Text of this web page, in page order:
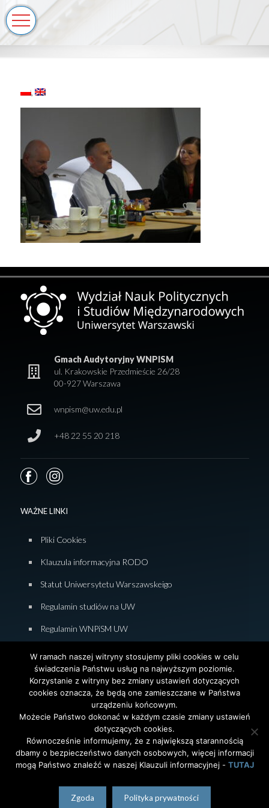
Gmach Audytoryjny WNPISM
ul. Krakowskie Przedmieście 26/28
00-927 Warszawa
wnpism@uw.edu.pl
+48 22 55 20 218
WAŻNE LINKI
Pliki Cookies
Klauzula informacyjna RODO
Statut Uniwersytetu Warszawskeigo
Regulamin studiów na UW
Regulamin WNPiSM UW
Deklaracja dostępności WNPiSM
© 2026 Wydział Nauk Politycznych i Studiów
Międzynarodowych. Uniwersytet Warszawski. All Rights
Reserved. Projekt i realizacja stronyAgencjaInterAktywni
W ramach naszej witryny stosujemy pliki cookies w celu
świadczenia Państwu usług na najwyższym poziomie.
Korzystanie z witryny bez zmiany ustawień dotyczących
cookies oznacza, że będą one zamieszczane w Państwa
urządzeniu końcowym.
Możecie Państwo dokonać w każdym czasie zmiany ustawień
dotyczących cookies.
Równocześnie informujemy, że z największą starannością
dbamy o bezpieczeństwo danych osobowych, więcej informacji
mogą Państwo znaleźć w naszej Klauzuli informacyjnej - TUTAJ
Zgoda Polityka prywatności